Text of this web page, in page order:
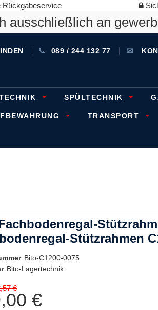
Rückgabeservice
ausschließlich an
089 / 244 132 77
SPÜLTECHNIK
TRANSPORT
Stützrahmen
Bito-C1200-0075
Bito-Lagertechnik
€
€